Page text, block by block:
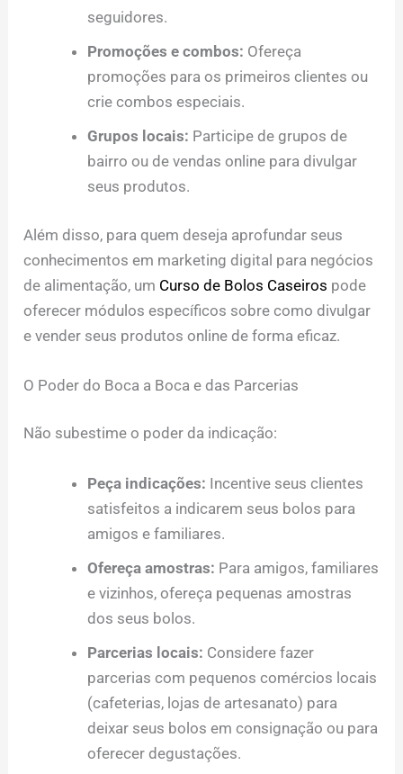
seguidores.
Promoções e combos: Ofereça
promoções para os primeiros clientes ou
crie combos especiais.
Grupos locais: Participe de grupos de
bairro ou de vendas online para divulgar
seus produtos.
Além disso, para quem deseja aprofundar seus
conhecimentos em marketing digital para negócios
de alimentação, um Curso de Bolos Caseiros pode
oferecer módulos específicos sobre como divulgar
e vender seus produtos online de forma eficaz.
O Poder do Boca a Boca e das Parcerias
Não subestime o poder da indicação:
Peça indicações: Incentive seus clientes
satisfeitos a indicarem seus bolos para
amigos e familiares.
Ofereça amostras: Para amigos, familiares
e vizinhos, ofereça pequenas amostras
dos seus bolos.
Parcerias locais: Considere fazer
parcerias com pequenos comércios locais
(cafeterias, lojas de artesanato) para
deixar seus bolos em consignação ou para
oferecer degustações.